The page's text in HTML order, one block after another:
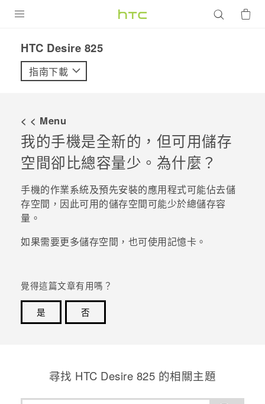
VIVE
配件
VIVERSE
優惠專區
焦點訊息
銷售門市
銷售通路
支援服務
登入
HTC Desire 825‎
指南下載
< < Menu
我的手機是全新的，但可用儲存
空間卻比總容量少。為什麼？
手機的作業系統及預先安裝的應用程式可能佔去儲
存空間，因此可用的儲存空間可能少於總儲存容
量。
如果需要更多儲存空間，也可使用記憶卡。
覺得這篇文章有用嗎？
是
否
尋找 HTC Desire 825 的相關主題